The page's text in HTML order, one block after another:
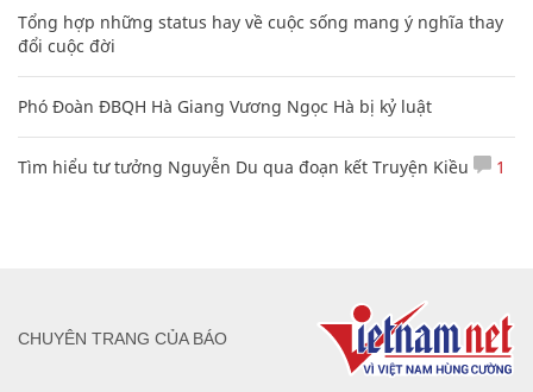
Tổng hợp những status hay về cuộc sống mang ý nghĩa thay
đổi cuộc đời
Phó Đoàn ĐBQH Hà Giang Vương Ngọc Hà bị kỷ luật
Tìm hiểu tư tưởng Nguyễn Du qua đoạn kết Truyện Kiều 1
CHUYÊN TRANG CỦA BÁO